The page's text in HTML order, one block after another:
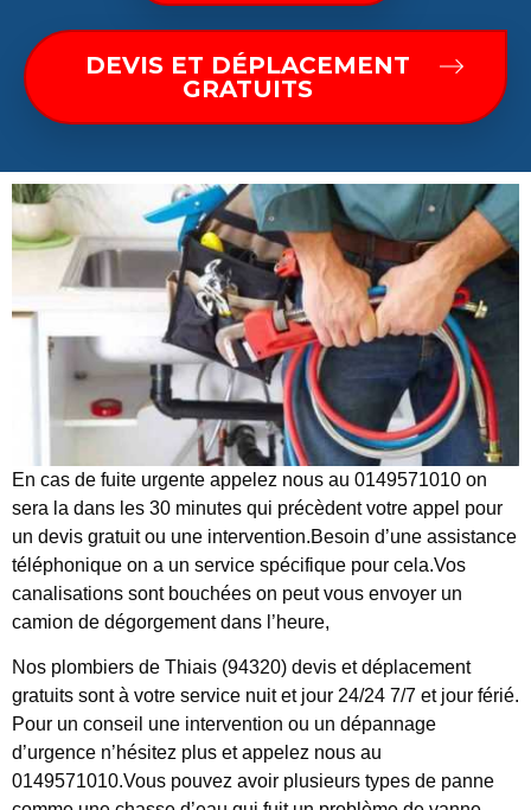
DEVIS ET DÉPLACEMENT
GRATUITS
En cas de fuite urgente appelez nous au 0149571010 on
sera la dans les 30 minutes qui précèdent votre appel pour
un devis gratuit ou une intervention.Besoin d’une assistance
téléphonique on a un service spécifique pour cela.Vos
canalisations sont bouchées on peut vous envoyer un
camion de dégorgement dans l’heure,
Nos plombiers de Thiais (94320) devis et déplacement
gratuits sont à votre service nuit et jour 24/24 7/7 et jour férié.
Pour un conseil une intervention ou un dépannage
d’urgence n’hésitez plus et appelez nous au
0149571010.Vous pouvez avoir plusieurs types de panne